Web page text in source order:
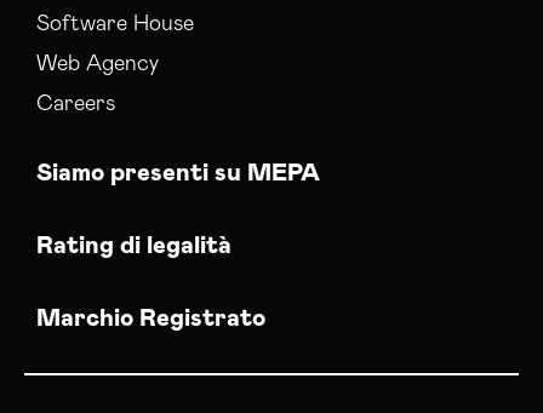
Software House
Web Agency
Careers
Siamo presenti su MEPA
Rating di legalità
Marchio Registrato